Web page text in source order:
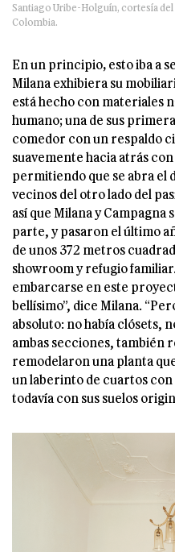
Santiago Uribe-Holguín, cortesía
Colombia.
En un principio, esto iba a
Milana exhibiera su
está hecho con materiales
humano; una de sus
comedor con un respaldo
suavemente hacia atrás
permitiendo que se abra el
vecinos del otro lado del
así que Milana y Campagna
parte, y pasaron el último
de unos 372 metros
showroom y refugio
embarcarse en este
bellísimo”, dice Milana.
absoluto: no había clósets,
ambas secciones, también
remodelaron una planta
un laberinto de cuartos con
todavía con sus suelos